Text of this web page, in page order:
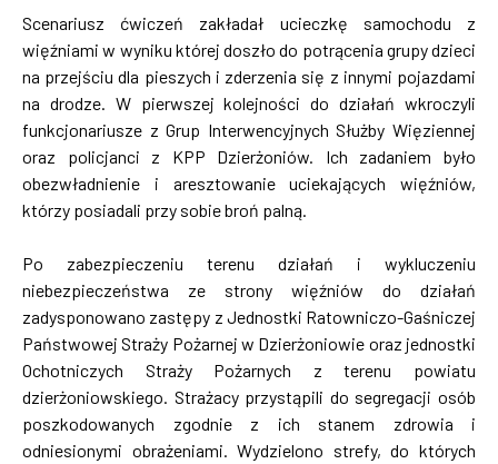
Scenariusz ćwiczeń zakładał ucieczkę samochodu z
więźniami w wyniku której doszło do potrącenia grupy dzieci
na przejściu dla pieszych i zderzenia się z innymi pojazdami
na drodze. W pierwszej kolejności do działań wkroczyli
funkcjonariusze z Grup Interwencyjnych Służby Więziennej
oraz policjanci z KPP Dzierżoniów. Ich zadaniem było
obezwładnienie i aresztowanie uciekających więźniów,
którzy posiadali przy sobie broń palną.
Po zabezpieczeniu terenu działań i wykluczeniu
niebezpieczeństwa ze strony więźniów do działań
zadysponowano zastępy z Jednostki Ratowniczo-Gaśniczej
Państwowej Straży Pożarnej w Dzierżoniowie oraz jednostki
Ochotniczych Straży Pożarnych z terenu powiatu
dzierżoniowskiego. Strażacy przystąpili do segregacji osób
poszkodowanych zgodnie z ich stanem zdrowia i
odniesionymi obrażeniami. Wydzielono strefy, do których